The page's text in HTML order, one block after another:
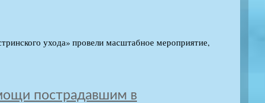
ухода» провели масштабное мероприятие,
пострадавшим в